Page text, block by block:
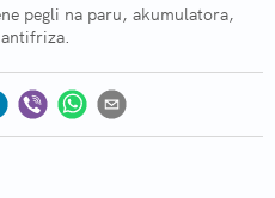
pegli na paru, akumulatora,